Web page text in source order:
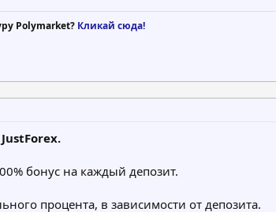
Polymarket? Кликай сюда!
бонус на каждый депозит.
процента, в зависимости от депозита.